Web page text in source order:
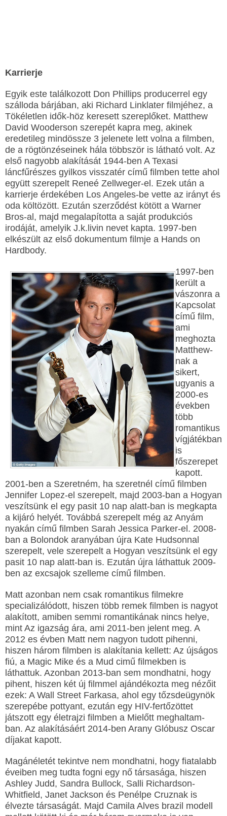
Karrierje
Egyik este találkozott Don Phillips producerrel egy
szálloda bárjában, aki Richard Linklater filmjéhez, a
Tökéletlen idők-höz keresett szereplőket. Matthew
David Wooderson szerepét kapra meg, akinek
eredetileg mindössze 3 jelenete lett volna a filmben,
de a rögtönzéseinek hála többször is látható volt. Az
első nagyobb alakítását 1944-ben A Texasi
láncfűrészes gyilkos visszatér című filmben tette ahol
együtt szerepelt Reneé Zellweger-el. Ezek után a
karrierje érdekében Los Angeles-be vette az irányt és
oda költözött. Ezután szerződést kötött a Warner
Bros-al, majd megalapította a saját produkciós
irodáját, amelyik J.k.livin nevet kapta. 1997-ben
elkészült az első dokumentum filmje a Hands on
Hardbody.
1997-ben
került a
vászonra a
Kapcsolat
című film,
ami
meghozta
Matthew-
nak a
sikert,
ugyanis a
2000-es
években
több
romantikus
vígjátékban
is
főszerepet
kapott.
2001-ben a Szeretném, ha szeretnél című filmben
Jennifer Lopez-el szerepelt, majd 2003-ban a Hogyan
veszítsünk el egy pasit 10 nap alatt-ban is megkapta
a kijáró helyét. Továbbá szerepelt még az Anyám
nyakán című filmben Sarah Jessica Parker-el. 2008-
ban a Bolondok aranyában újra Kate Hudsonnal
szerepelt, vele szerepelt a Hogyan veszítsünk el egy
pasit 10 nap alatt-ban is. Ezután újra láthattuk 2009-
ben az excsajok szelleme című filmben.
Matt azonban nem csak romantikus filmekre
specializálódott, hiszen több remek filmben is nagyot
alakított, amiben semmi romantikának nincs helye,
mint Az igazság ára, ami 2011-ben jelent meg. A
2012 es évben Matt nem nagyon tudott pihenni,
hiszen három filmben is alakítania kellett: Az újságos
fiú, a Magic Mike és a Mud cimű filmekben is
láthattuk. Azonban 2013-ban sem mondhatni, hogy
pihent, hiszen két új filmmel ajándékozta meg nézőit
ezek: A Wall Street Farkasa, ahol egy tőzsdeügynök
szerepébe pottyant, ezután egy HIV-fertőzöttet
játszott egy életrajzi filmben a Mielőtt meghaltam-
ban. Az alakításáért 2014-ben Arany Glóbusz Oscar
díjakat kapott.
Magánéletét tekintve nem mondhatni, hogy fiatalabb
éveiben meg tudta fogni egy nő társasága, hiszen
Ashley Judd, Sandra Bullock, Salli Richardson-
Whitfield, Janet Jackson és Penélpe Cruznak is
élvezte társaságát. Majd Camila Alves brazil modell